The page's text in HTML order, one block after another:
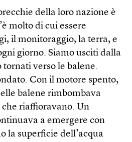
della loro nazione è
molto di cui essere
il monitoraggio, la terra, e
giorno. Siamo usciti dalla
tornati verso le balene.
Con il motore spento,
balene rimbombava
che riaffioravano. Un
a emergere con
la superficie dell’acqua